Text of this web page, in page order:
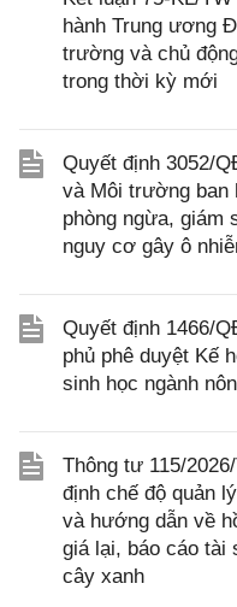
hành Trung ương
trường và chủ
trong thời kỳ mới
Quyết định 3052/
và Môi trường ban
phòng ngừa, giám
nguy cơ gây ô
Quyết định 1466/
phủ phê duyệt Kế
sinh học ngành
Thông tư 115/
định chế độ quản
và hướng dẫn về
giá lại, báo cáo tài
cây xanh